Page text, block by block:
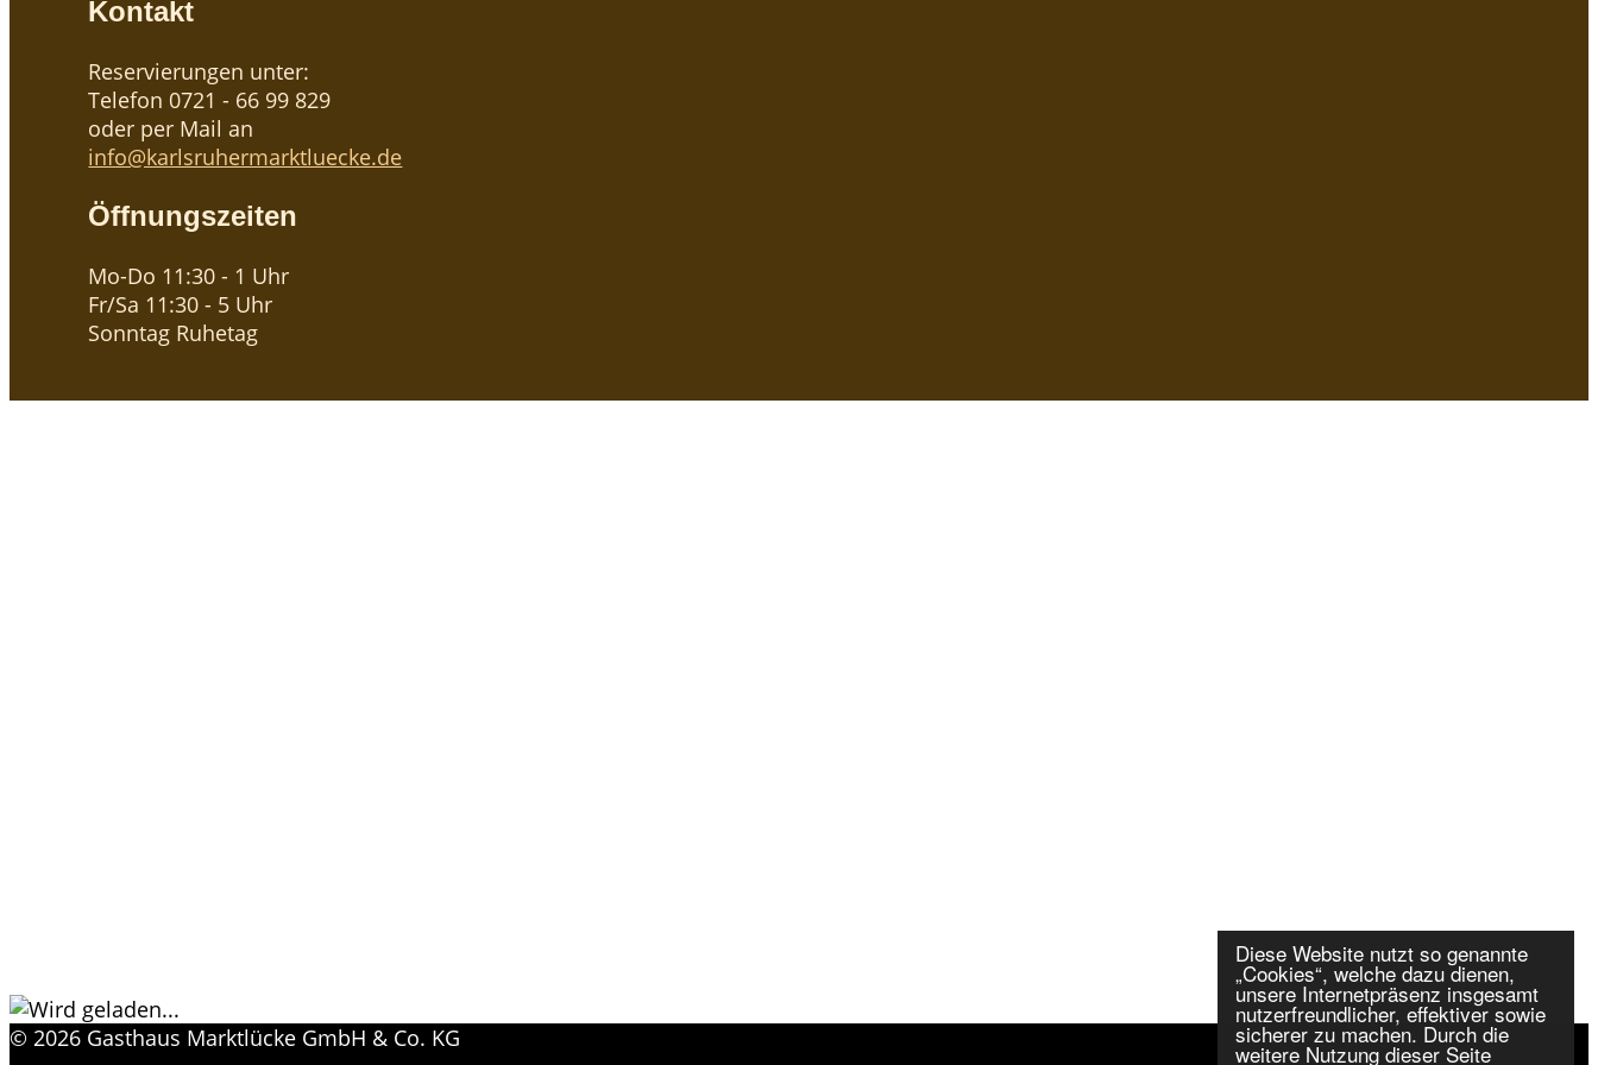
Diese Website nutzt so genannte
„Cookies“, welche dazu dienen,
unsere Internetpräsenz insgesamt
nutzerfreundlicher, effektiver sowie
sicherer zu machen. Durch die
weitere Nutzung dieser Seite
Kontakt
Reservierungen unter:
Telefon 0721 - 66 99 829
oder per Mail an
info@karlsruhermarktluecke.de
Öffnungszeiten
Mo-Do 11:30 - 1 Uhr
Fr/Sa 11:30 - 5 Uhr
Sonntag Ruhetag
© 2026 Gasthaus Marktlücke GmbH & Co. KG